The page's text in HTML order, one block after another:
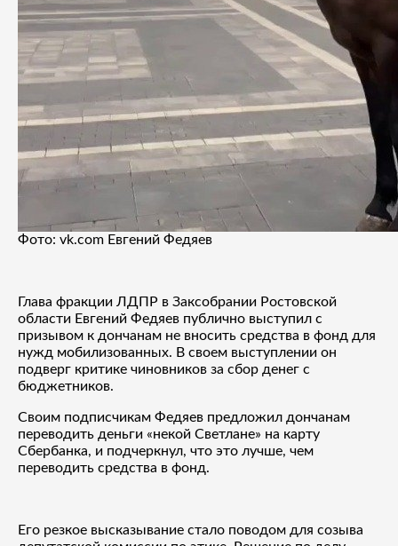
Фото: vk.com Евгений Федяев
Глава фракции ЛДПР в Заксобрании Ростовской
области Евгений Федяев публично выступил с
призывом к дончанам не вносить средства в фонд для
нужд мобилизованных. В своем выступлении он
подверг критике чиновников за сбор денег с
бюджетников.
Своим подписчикам Федяев предложил дончанам
переводить деньги «некой Светлане» на карту
Сбербанка, и подчеркнул, что это лучше, чем
переводить средства в фонд.
Его резкое высказывание стало поводом для созыва